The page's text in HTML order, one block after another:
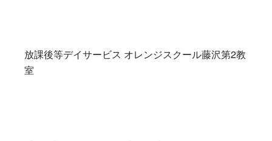
放課後等デイサービス オレンジスクール藤沢第2教
室